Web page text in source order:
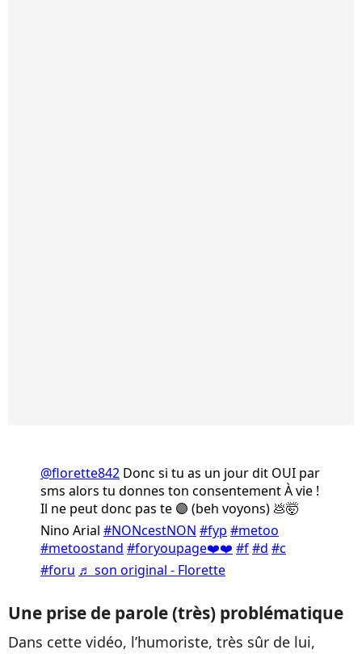
@florette842 Donc si tu as un jour dit OUI par
sms alors tu donnes ton consentement À vie !
Il ne peut donc pas te 🟣 (beh voyons) 💩🤯
Nino Arial #NONcestNON #fyp #metoo
#metoostand #foryoupage❤️❤️ #f#d #c
#foru ♬ son original - Florette
Une prise de parole (très) problématique
Dans cette vidéo, l’humoriste, très sûr de lui,